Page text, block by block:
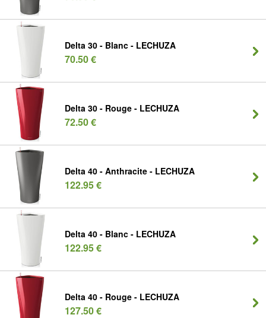
Delta 30 - Blanc - LECHUZA
70.50 €
Delta 30 - Rouge - LECHUZA
72.50 €
Delta 40 - Anthracite - LECHUZA
122.95 €
Delta 40 - Blanc - LECHUZA
122.95 €
Delta 40 - Rouge - LECHUZA
127.50 €